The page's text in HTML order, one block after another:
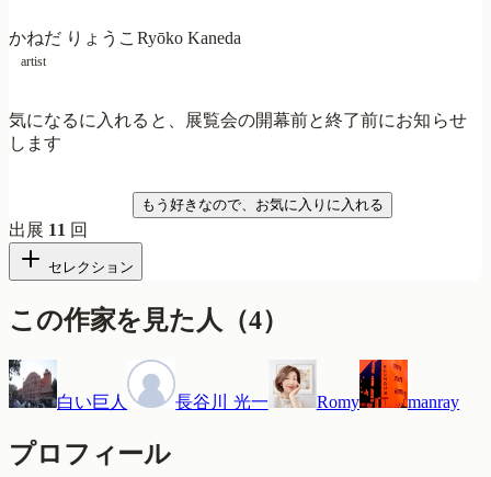
かねだ りょうこ Ryōko Kaneda
artist
気になるに入れると、展覧会の開幕前と終了前にお知らせ
します
もう好きなので、お気に入りに入れる
出展 11 回
セレクション
この作家を見た人 （4）
白い巨人 長谷川 光一 Romy manray
プロフィール